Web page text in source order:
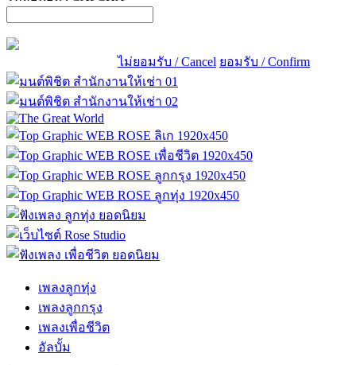
ไม่ยอมรับ / Cancel ยอมรับ / Confirm
เพลงลูกทุ่ง
เพลงลูกกรุง
เพลงเพื่อชีวิต
อัลบั้ม